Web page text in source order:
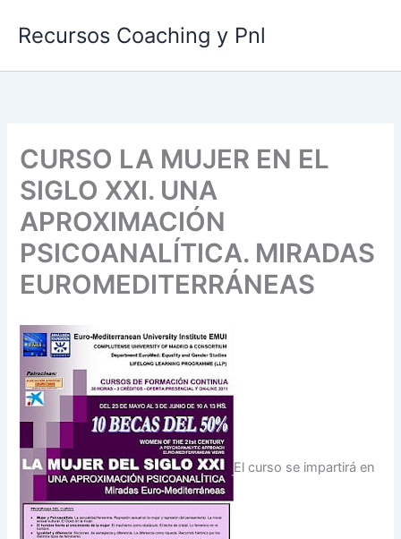
Recursos Coaching y Pnl
CURSO LA MUJER EN EL
SIGLO XXI. UNA
APROXIMACIÓN
PSICOANALÍTICA. MIRADAS
EUROMEDITERRÁNEAS
El curso se impartirá en